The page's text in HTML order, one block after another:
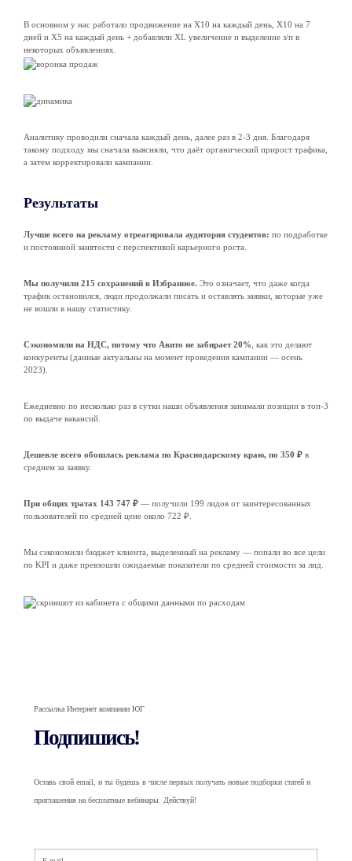
В основном у нас работало продвижение на Х10 на каждый день, Х10 на 7
дней и Х5 на каждый день + добавляли XL увеличение и выделение з/п в
некоторых объявлениях.
Аналитику проводили сначала каждый день, далее раз в 2-3 дня. Благодаря
такому подходу мы сначала выясняли, что даёт органический прирост трафика,
а затем корректировали кампании.
Результаты
Лучше всего на рекламу отреагировала аудитория студентов: по подработке
и постоянной занятости с перспективой карьерного роста.
Мы получили 215 сохранений в Избранное. Это означает, что даже когда
трафик остановился, люди продолжали писать и оставлять заявки, которые уже
не вошли в нашу статистику.
Сэкономили на НДС, потому что Авито не забирает 20% , как это делают
конкуренты (данные актуальны на момент проведения кампании — осень
2023).
Ежедневно по несколько раз в сутки наши объявления занимали позиции в топ-3
по выдаче вакансий.
Дешевле всего обошлась реклама по Краснодарскому краю, по 350 ₽ в
среднем за заявку.
При общих тратах 143 747 ₽ — получили 199 лидов от заинтересованных
пользователей по средней цене около 722 ₽.
Мы сэкономили бюджет клиента, выделенный на рекламу — попали во все цели
по KPI и даже превзошли ожидаемые показатели по средней стоимости за лид.
Рассылка Интернет компании ЮГ
Подпишись!
Оставь свой email, и ты будешь в числе первых получать новые подборки статей и
приглашения на бесплатные вебинары. Действуй!